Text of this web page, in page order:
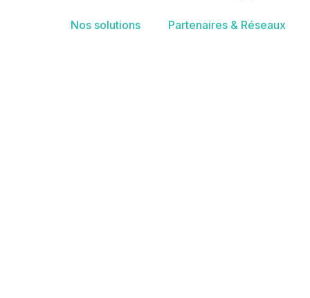
Nos solutions Partenaires & Réseaux